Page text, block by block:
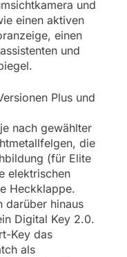
und
einen aktiven
einen
und
Plus und
nach gewählter
die
(für Elite
elektrischen
Heckklappe.
darüber hinaus
Digital Key 2.0.
Key das
als